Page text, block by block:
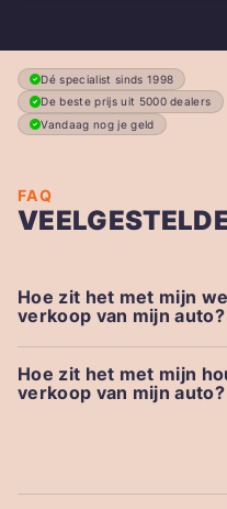
Dé specialist sinds 1998
De beste prijs uit 5000 dealers
Vandaag nog je geld
FAQ
Hoe zit het met mijn
verkoop van mijn auto?
Hoe zit het met mijn
verkoop van mijn auto?